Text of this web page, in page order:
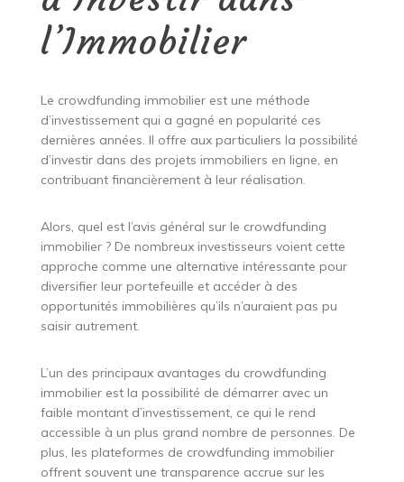
l’Immobilier
Le crowdfunding immobilier est une méthode
d’investissement qui a gagné en popularité ces
dernières années. Il offre aux particuliers la possibilité
d’investir dans des projets immobiliers en ligne, en
contribuant financièrement à leur réalisation.
Alors, quel est l’avis général sur le crowdfunding
immobilier ? De nombreux investisseurs voient cette
approche comme une alternative intéressante pour
diversifier leur portefeuille et accéder à des
opportunités immobilières qu’ils n’auraient pas pu
saisir autrement.
L’un des principaux avantages du crowdfunding
immobilier est la possibilité de démarrer avec un
faible montant d’investissement, ce qui le rend
accessible à un plus grand nombre de personnes. De
plus, les plateformes de crowdfunding immobilier
offrent souvent une transparence accrue sur les